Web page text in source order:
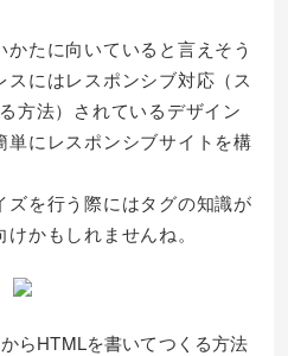
たに向いていると言えそう
にはレスポンシブ対応（ス
方法）されているデザイン
単にレスポンシブサイトを構
ズを行う際にはタグの知識が
かもしれませんね。
らHTMLを書いてつくる方法